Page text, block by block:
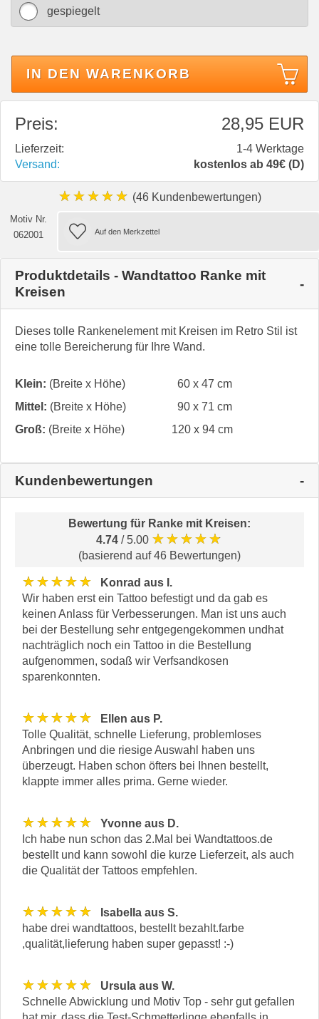
gespiegelt
IN DEN WARENKORB
Preis: 28,95 EUR
Lieferzeit:
1-4 Werktage
Versand:
kostenlos ab 49€ (D)
★★★★★ (46 Kundenbewertungen)
Motiv Nr.
062001
Produktdetails - Wandtattoo Ranke mit
Kreisen
Dieses tolle Rankenelement mit Kreisen im Retro Stil ist
eine tolle Bereicherung für Ihre Wand.
Klein: (Breite x Höhe)
60 x 47 cm
Mittel: (Breite x Höhe)
90 x 71 cm
Groß: (Breite x Höhe) 120 x 94 cm
Kundenbewertungen
Bewertung für Ranke mit Kreisen:
4.74 / 5.00 ★★★★★
(basierend auf 46 Bewertungen)
★★★★★
Konrad aus I.
Wir haben erst ein Tattoo befestigt und da gab es
keinen Anlass für Verbesserungen. Man ist uns auch
bei der Bestellung sehr entgegengekommen undhat
nachträglich noch ein Tattoo in die Bestellung
aufgenommen, sodaß wir Verfsandkosen
sparenkonnten.
★★★★★
Ellen aus P.
Tolle Qualität, schnelle Lieferung, problemloses
Anbringen und die riesige Auswahl haben uns
überzeugt. Haben schon öfters bei Ihnen bestellt,
klappte immer alles prima. Gerne wieder.
★★★★★
Yvonne aus D.
Ich habe nun schon das 2.Mal bei Wandtattoos.de
bestellt und kann sowohl die kurze Lieferzeit, als auch
die Qualität der Tattoos empfehlen.
★★★★★
Isabella aus S.
habe drei wandtattoos, bestellt bezahlt.farbe
,qualität,lieferung haben super gepasst! :-)
★★★★★
Ursula aus W.
Schnelle Abwicklung und Motiv Top - sehr gut gefallen